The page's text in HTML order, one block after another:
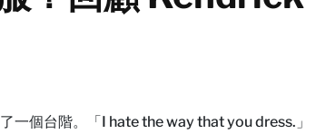
一個台階。「I hate the way that you dress.」